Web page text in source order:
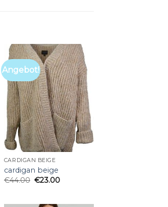
Angebot!
CARDIGAN BEIGE
cardigan beige
€44.00 €23.00